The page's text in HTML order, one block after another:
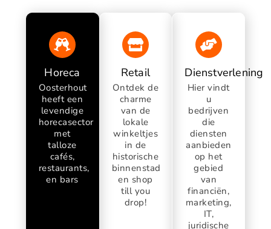
Horeca
Oosterhout
heeft een
levendige
horecasector
met
talloze
cafés,
restaurants,
en bars
Retail
Ontdek de
charme
van de
lokale
winkeltjes
in de
historische
binnenstad
en shop
till you
drop!
Dienstverlening
Hier vindt
u
bedrijven
die
diensten
aanbieden
op het
gebied
van
financiën,
marketing,
IT,
juridische